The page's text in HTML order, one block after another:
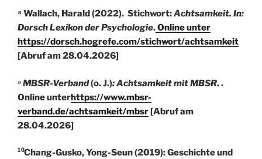
⁸ Wallach, Harald (2022). Stichwort:Achtsamkeit. In:
Dorsch Lexikon der Psychologie.Online unter
https://dorsch.hogrefe.com/stichwort/achtsamkeit
[Abruf am 28.04.2026]
⁹ MBSR-Verband(o. J.): Achtsamkeit mit MBSR. .
Online unterhttps://www.mbsr-
verband.de/achtsamkeit/mbsr[Abruf am
28.04.2026]
¹⁰Chang-Gusko, Yong-Seun (2019): Geschichte und